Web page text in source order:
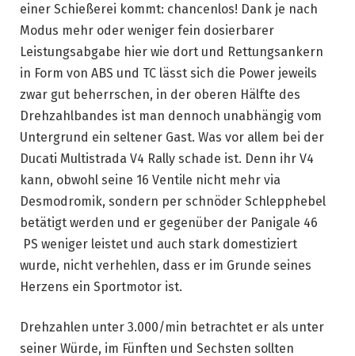
einer Schießerei kommt: chancenlos! Dank je nach
Modus mehr oder weniger fein dosierbarer
Leistungsabgabe hier wie dort und Rettungsankern
in Form von ABS und TC lässt sich die Power jeweils
zwar gut beherrschen, in der oberen Hälfte des
Drehzahlbandes ist man dennoch unabhängig vom
Untergrund ein seltener Gast. Was vor allem bei der
Ducati Multistrada V4 Rally schade ist. Denn ihr V4
kann, obwohl seine 16 Ventile nicht mehr via
Desmodromik, sondern per schnöder Schlepphebel
betätigt werden und er gegenüber der Panigale 46
PS weniger leistet und auch stark domestiziert
wurde, nicht verhehlen, dass er im Grunde seines
Herzens ein Sportmotor ist.
Drehzahlen unter 3.000/min betrachtet er als unter
seiner Würde, im Fünften und Sechsten sollten